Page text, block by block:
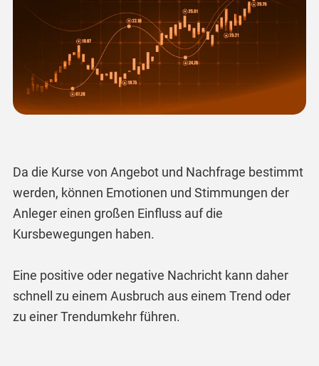
Da die Kurse von Angebot und Nachfrage bestimmt
werden, können Emotionen und Stimmungen der
Anleger einen großen Einfluss auf die
Kursbewegungen haben.
Eine positive oder negative Nachricht kann daher
schnell zu einem Ausbruch aus einem Trend oder
zu einer Trendumkehr führen.